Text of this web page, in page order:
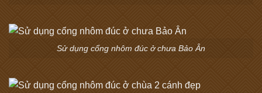
Sử dụng cổng nhôm đúc ở chưa Bảo Ân